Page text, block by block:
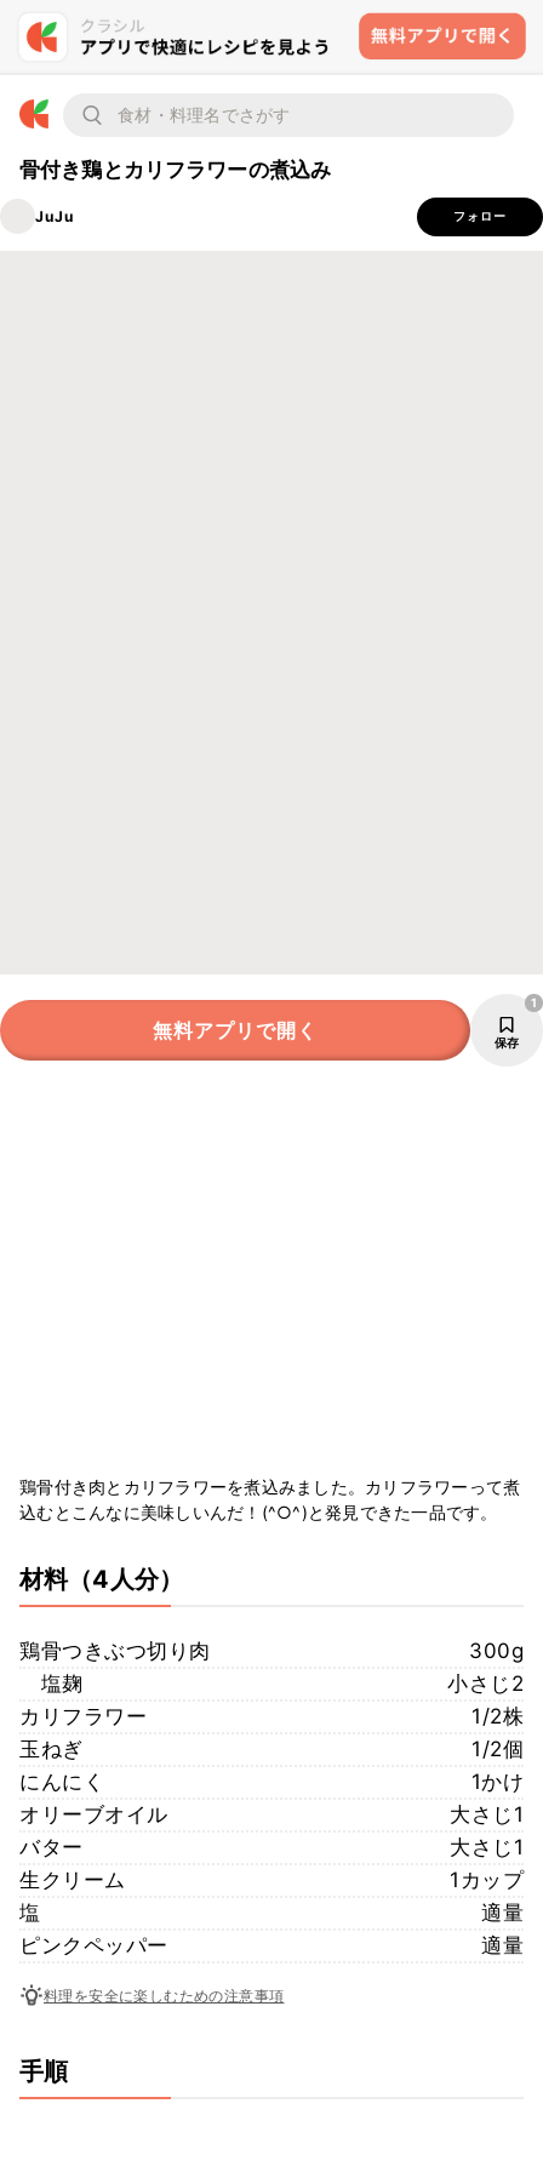
骨付き鶏とカリフラワーの煮込み
JuJu フォロー
無料アプリで開く 保存
1
鶏骨付き肉とカリフラワーを煮込みました。カリフラワーって煮
込むとこんなに美味しいんだ！(^○^)と発見できた一品です。
材料（4人分）
鶏骨つきぶつ切り肉
300g
塩麹
小さじ2
カリフラワー
1/2株
玉ねぎ
1/2個
にんにく
1かけ
オリーブオイル
大さじ1
バター
大さじ1
生クリーム
1カップ
塩
適量
ピンクペッパー
適量
料理を安全に楽しむための注意事項
手順